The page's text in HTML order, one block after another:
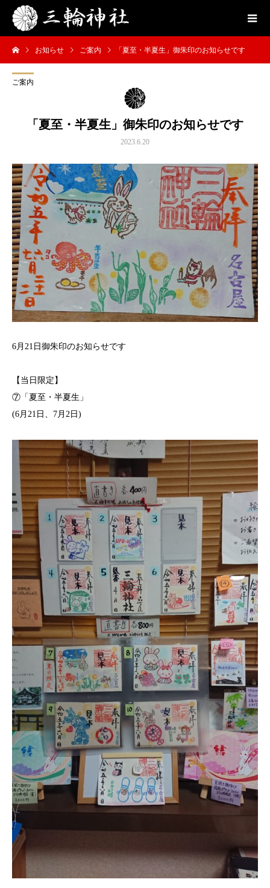
お知らせ ご案内 「夏至・半夏生」御朱印のお知らせです
ご案内
「夏至・半夏生」御朱印のお知らせです
2023.6.20
6月21日御朱印のお知らせです
【当日限定】
⑦「夏至・半夏生」
(6月21日、7月2日)